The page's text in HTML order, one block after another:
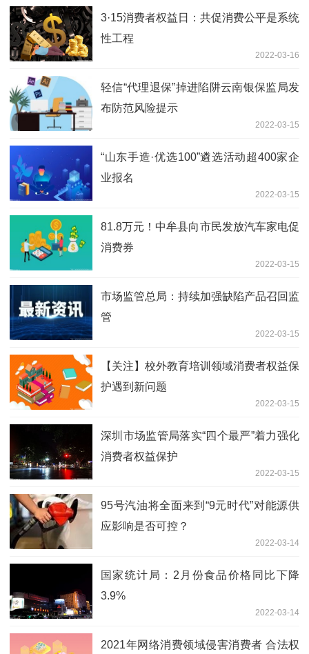
3·15消费者权益日：共促消费公平是系统
性工程
2022-03-16
轻信“代理退保”掉进陷阱云南银保监局发
布防范风险提示
2022-03-15
“山东手造·优选100”遴选活动超400家企
业报名
2022-03-15
81.8万元！中牟县向市民发放汽车家电促
消费券
2022-03-15
市场监管总局：持续加强缺陷产品召回监
管
2022-03-15
【关注】校外教育培训领域消费者权益保
护遇到新问题
2022-03-15
深圳市场监管局落实“四个最严”着力强化
消费者权益保护
2022-03-15
95号汽油将全面来到“9元时代”对能源供
应影响是否可控？
2022-03-14
国家统计局：2月份食品价格同比下降
3.9%
2022-03-14
2021年网络消费领域侵害消费者 合法权